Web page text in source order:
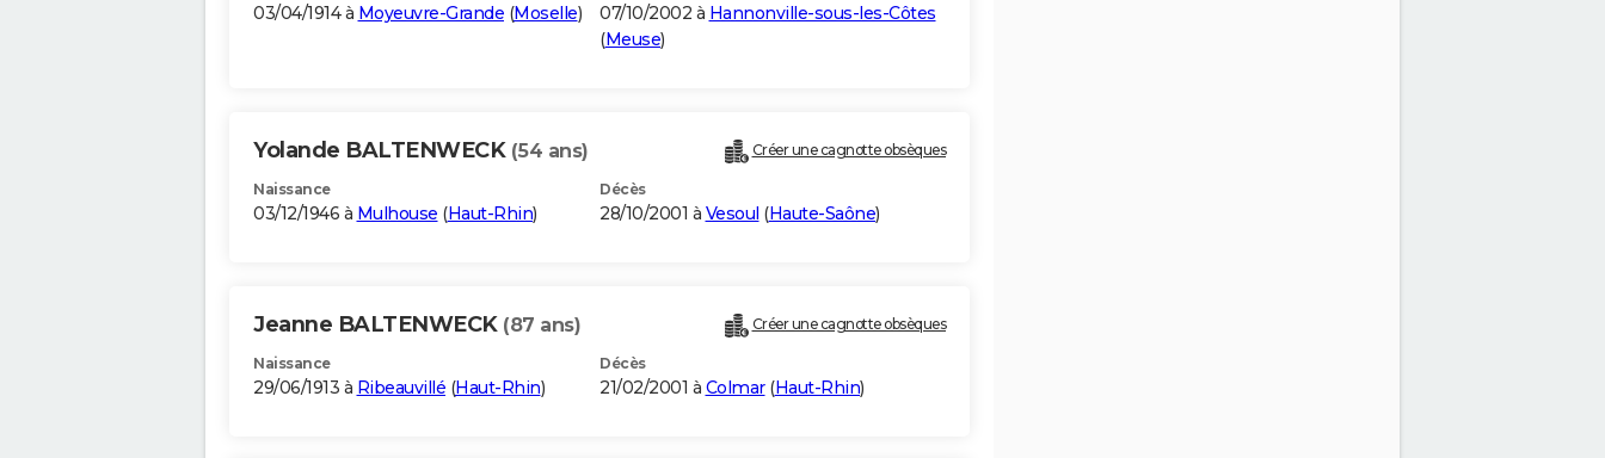
03/04/1914 à Moyeuvre-Grande (Moselle) 07/10/2002 à Hannonville-sous-les-Côtes
(Meuse)
Yolande BALTENWECK (54 ans) Créer une cagnotte obsèques
Naissance
03/12/1946 à Mulhouse (Haut-Rhin)
Décès
28/10/2001 à Vesoul (Haute-Saône)
Jeanne BALTENWECK (87 ans) Créer une cagnotte obsèques
Naissance
29/06/1913 à Ribeauvillé (Haut-Rhin)
Décès
21/02/2001 à Colmar(Haut-Rhin)